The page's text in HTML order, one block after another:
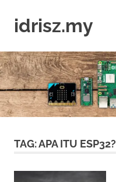
contentidrisz.my
Raspberry
Pi,
Arduino,
micro:bit
TAG:APA ITU ESP32?